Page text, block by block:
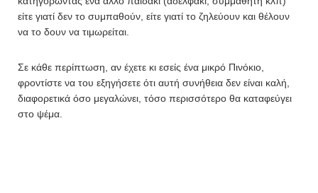
είτε γιατί δεν το συμπαθούν, είτε γιατί το ζηλεύουν και θέλουν
να το δουν να τιμωρείται.
Σε κάθε περίπτωση, αν έχετε κι εσείς ένα μικρό Πινόκιο,
φροντίστε να του εξηγήσετε ότι αυτή συνήθεια δεν είναι καλή,
διαφορετικά όσο μεγαλώνει, τόσο περισσότερο θα καταφεύγει
στο ψέμα.